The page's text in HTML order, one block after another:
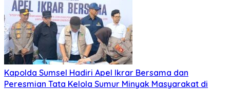
Kapolda Sumsel Hadiri Apel Ikrar Bersama dan
Peresmian Tata Kelola Sumur Minyak Masyarakat di